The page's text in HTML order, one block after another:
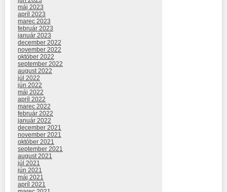
máj 2023
apríl 2023
marec 2023
február 2023
január 2023
december 2022
november 2022
október 2022
september 2022
august 2022
júl 2022
jún 2022
máj 2022
apríl 2022
marec 2022
február 2022
január 2022
december 2021
november 2021
október 2021
september 2021
august 2021
júl 2021
jún 2021
máj 2021
apríl 2021